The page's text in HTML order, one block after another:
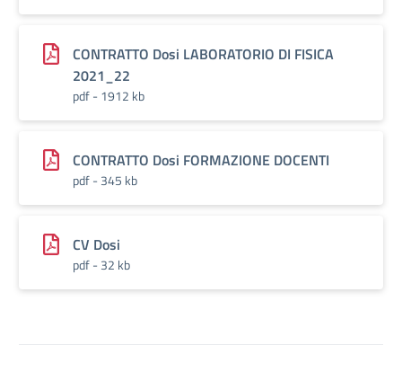
CONTRATTO Dosi LABORATORIO DI FISICA
2021_22
pdf - 1912 kb
CONTRATTO Dosi FORMAZIONE DOCENTI
pdf - 345 kb
CV Dosi
pdf - 32 kb